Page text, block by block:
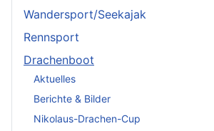
Wandersport/Seekajak
Rennsport
Drachenboot
Aktuelles
Berichte & Bilder
Nikolaus-Drachen-Cup